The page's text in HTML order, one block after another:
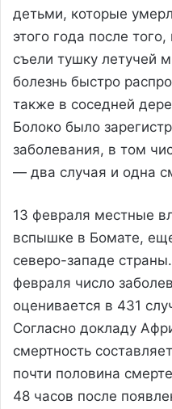
детьми, которые
этого года после
съели тушку летучей
болезнь быстро
также в соседней
Болоко было
заболевания, в том
— два случая и одна
13 февраля местные
вспышке в Бомате,
северо-западе
февраля число
оценивается в 431
Согласно докладу
смертность
почти половина
48 часов после